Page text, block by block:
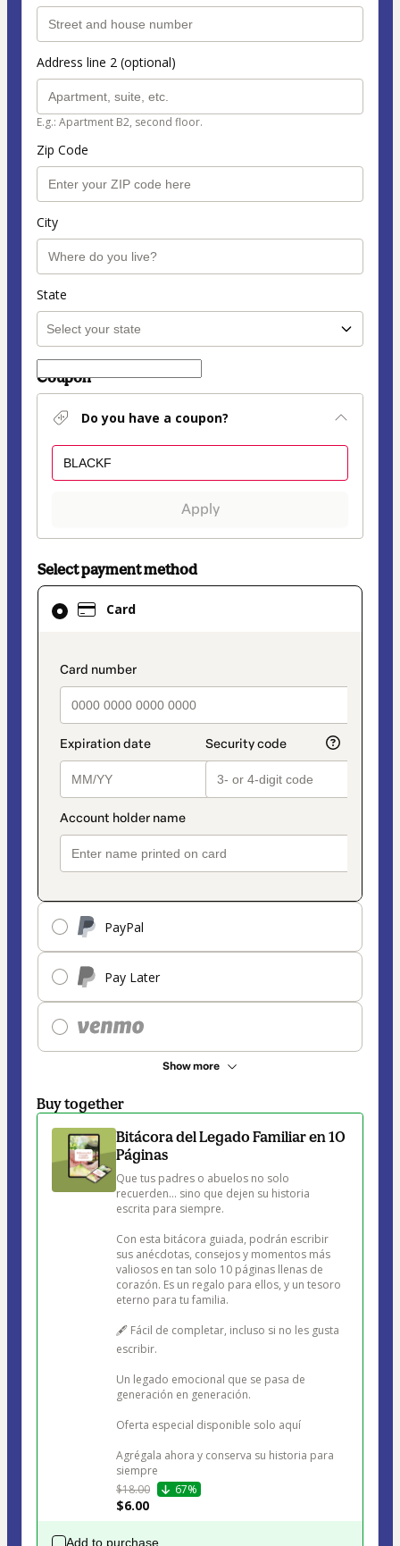
Address line 2 (optional)
E.g.: Apartment B2, second floor.
Zip Code
City
State
Coupon
Do you have a coupon?
Apply
Select payment method
Card
payment_data.section_title_v2
PayPal
Pay Later
Show more
Card
selected
method
Buy together
Bitácora del Legado Familiar en 10
Páginas
Que tus padres o abuelos no solo
recuerden… sino que dejen su historia
escrita para siempre.
Con esta bitácora guiada, podrán escribir
sus anécdotas, consejos y momentos más
valiosos en tan solo 10 páginas llenas de
corazón. Es un regalo para ellos, y un tesoro
eterno para tu familia.
🖋️ Fácil de completar, incluso si no les gusta
escribir.
Un legado emocional que se pasa de
generación en generación.
Oferta especial disponible solo aquí
Agrégala ahora y conserva su historia para
siempre
$18.00
67%
$6.00
Add to purchase